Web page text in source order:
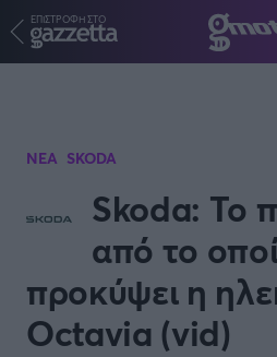
ΕΠΙΣΤΡΟΦΗ ΣΤΟ
ΝΕΑ SKODA
Skoda: Το
από το
προκύψει η
Octavia (vid)